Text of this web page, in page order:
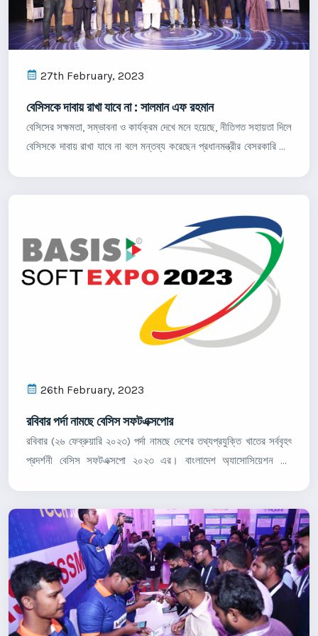
27th February, 2023
বেসিসকে দাবায় রাখা যাবে না : সালমান এফ রহমান
বেসিসের সক্ষমতা, সম্ভাবনা ও কার্যক্রম দেখে মনে হয়েছে, নীতিগত সহায়তা দিলে
বেসিসকে দাবায় রাখা যাবে না বলে মন্তব্য করেছেন প্রধানমন্ত্রীর বেসরকারি শিল্প
26th February, 2023
রবিবার পর্দা নামছে বেসিস সফটএক্সপোর
রবিবার (২৬ ফেব্রুয়ারি ২০২৩) পর্দা নামছে দেশের তথ্যপ্রযুক্তি খাতের সর্ববৃহৎ
প্রদর্শনী বেসিস সফটএক্সপো ২০২৩ এর। বাংলাদেশ অ্যাসোসিয়েশন অব